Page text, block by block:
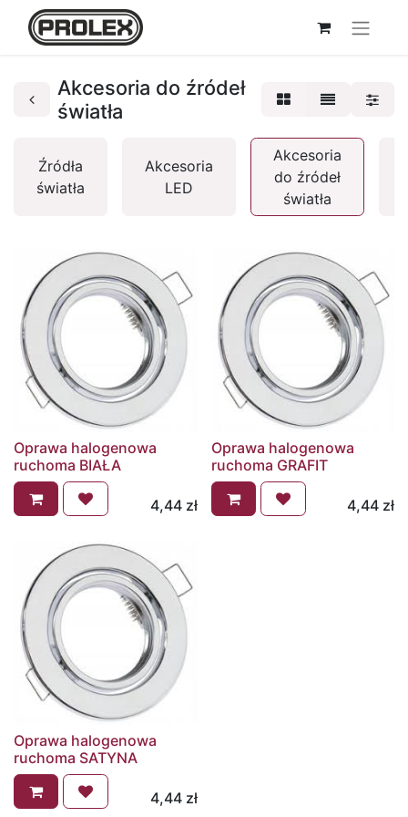
Akcesoria do źródeł
światła
Źródła
światła
Akcesoria
LED
Akcesoria
do źródeł
światła
Oprawa halogenowa
ruchoma BIAŁA
4,44zł
Oprawa halogenowa
ruchoma GRAFIT
4,44 zł
Oprawa halogenowa
ruchoma SATYNA
4,44zł